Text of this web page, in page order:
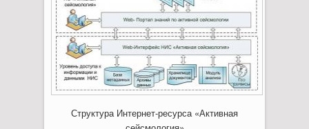
Структура Интернет-ресурса «Активная